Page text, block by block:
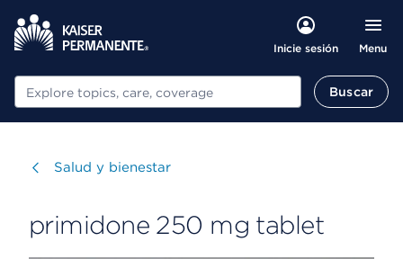
Inicie sesión Menu
Buscar Buscar
Visitar
Salud y bienestar
primidone 250 mg tablet